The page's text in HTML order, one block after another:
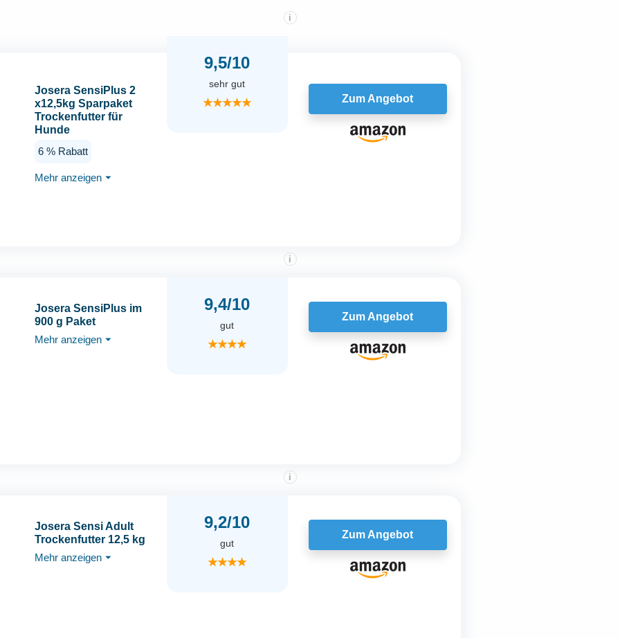
Josera SensiPlus 2
x12,5kg Sparpaket
Trockenfutter für
Hunde
6 % Rabatt
Mehr anzeigen ⏷
9,5/10
i
sehr gut
★★★★★ Zum Angebot
Josera SensiPlus im
900 g Paket
Mehr anzeigen ⏷
9,4/10
i
gut
★★★★
Zum Angebot
Josera Sensi Adult
Trockenfutter 12,5 kg
Mehr anzeigen ⏷
9,2/10
i
gut
★★★★
Zum Angebot